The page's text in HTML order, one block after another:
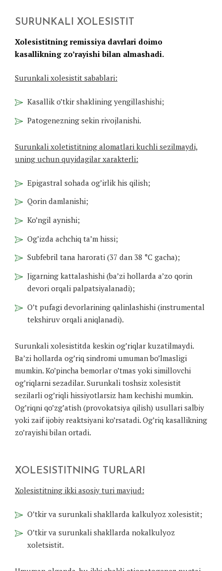
SURUNKALI XOLESISTIT
Xolesistitning remissiya davrlari doimo
kasallikning zo’rayishi bilan almashadi.
Surunkali xolesistit sabablari:
Kasallik o’tkir shaklining yengillashishi;
Patogenezning sekin rivojlanishi.
Surunkali xoletistitning alomatlari kuchli sezilmaydi,
uning uchun quyidagilar xarakterli:
Epigastral sohada og’irlik his qilish;
Qorin damlanishi;
Ko’ngil aynishi;
Og’izda achchiq ta’m hissi;
Subfebril tana harorati (37 dan 38 °C gacha);
Jigarning kattalashishi (ba’zi hollarda a’zo qorin
devori orqali palpatsiyalanadi);
O’t pufagi devorlarining qalinlashishi (instrumental
tekshiruv orqali aniqlanadi).
Surunkali xolesistitda keskin og’riqlar kuzatilmaydi.
Ba’zi hollarda og’riq sindromi umuman bo’lmasligi
mumkin. Ko’pincha bemorlar o’tmas yoki simillovchi
og’riqlarni sezadilar. Surunkali toshsiz xolesistit
sezilarli og’riqli hissiyotlarsiz ham kechishi mumkin.
Og’riqni qo’zg’atish (provokatsiya qilish) usullari salbiy
yoki zaif ijobiy reaktsiyani ko’rsatadi. Og’riq kasallikning
zo’rayishi bilan ortadi.
XOLESISTITNING TURLARI
Xolesistitning ikki asosiy turi mavjud:
O’tkir va surunkali shakllarda kalkulyoz xolesistit;
O’tkir va surunkali shakllarda nokalkulyoz
xoletsistit.